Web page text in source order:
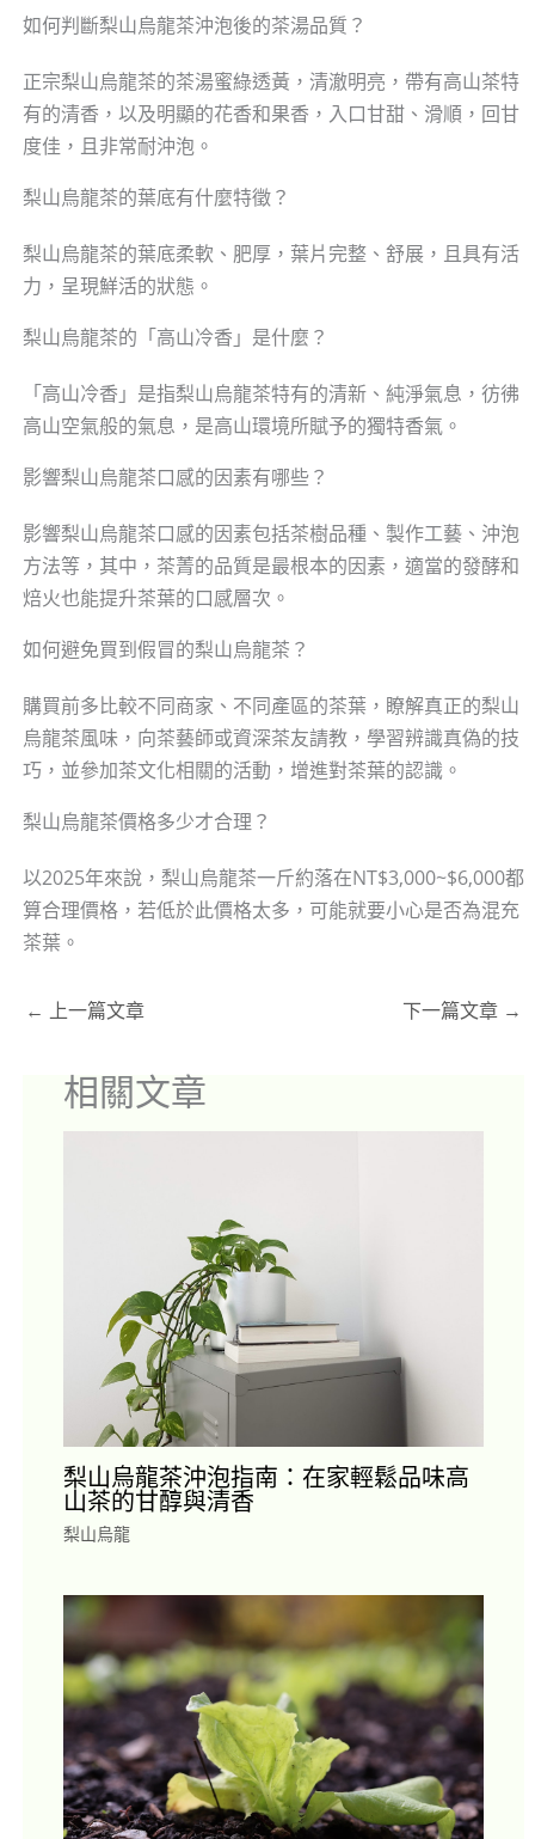
如何判斷梨山烏龍茶沖泡後的茶湯品質？
正宗梨山烏龍茶的茶湯蜜綠透黃，清澈明亮，帶有高山茶特
有的清香，以及明顯的花香和果香，入口甘甜、滑順，回甘
度佳，且非常耐沖泡。
梨山烏龍茶的葉底有什麼特徵？
梨山烏龍茶的葉底柔軟、肥厚，葉片完整、舒展，且具有活
力，呈現鮮活的狀態。
梨山烏龍茶的「高山冷香」是什麼？
「高山冷香」是指梨山烏龍茶特有的清新、純淨氣息，彷彿
高山空氣般的氣息，是高山環境所賦予的獨特香氣。
影響梨山烏龍茶口感的因素有哪些？
影響梨山烏龍茶口感的因素包括茶樹品種、製作工藝、沖泡
方法等，其中，茶菁的品質是最根本的因素，適當的發酵和
焙火也能提升茶葉的口感層次。
如何避免買到假冒的梨山烏龍茶？
購買前多比較不同商家、不同產區的茶葉，瞭解真正的梨山
烏龍茶風味，向茶藝師或資深茶友請教，學習辨識真偽的技
巧，並參加茶文化相關的活動，增進對茶葉的認識。
梨山烏龍茶價格多少才合理？
以2025年來說，梨山烏龍茶一斤約落在NT$3,000~$6,000都
算合理價格，若低於此價格太多，可能就要小心是否為混充
茶葉。
← 上一篇文章 下一篇文章 →
相關文章
梨山烏龍茶沖泡指南：在家輕鬆品味高
山茶的甘醇與清香
梨山烏龍